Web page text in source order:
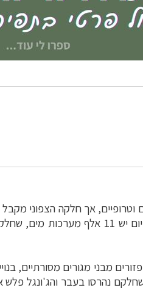
באזור זה ירוקים וטרופיים, אך
מבני מגורים מסורתיים,
נהרסו בעבר והג'ונגל פלש